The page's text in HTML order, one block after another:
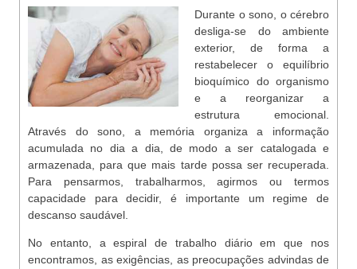
Durante o sono, o cérebro
desliga-se do ambiente
exterior, de forma a
restabelecer o equilíbrio
bioquímico do organismo
e a reorganizar a
estrutura emocional.
Através do sono, a memória organiza a informação
acumulada no dia a dia, de modo a ser catalogada e
armazenada, para que mais tarde possa ser recuperada.
Para pensarmos, trabalharmos, agirmos ou termos
capacidade para decidir, é importante um regime de
descanso saudável.
No entanto, a espiral de trabalho diário em que nos
encontramos, as exigências, as preocupações advindas de